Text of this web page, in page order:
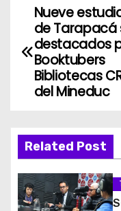
N
a
g
a
c
Nueve
de Tarapacá
destacados
Booktubers
Bibliotecas
del Mineduc
Related Post